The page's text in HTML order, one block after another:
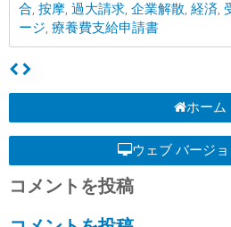
合, 按摩, 過大請求, 企業解散, 経済,
ージ, 療養費支給申請書
ホーム
ウェブ バージ
コメントを投稿